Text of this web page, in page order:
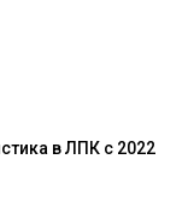
в ЛПК с 2022